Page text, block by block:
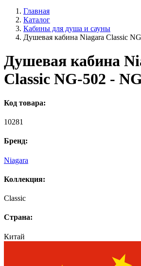
Главная
Каталог
Кабины для душа и сауны
Душевая кабина Niagara Classic
Душевая кабина
Classic NG-502 -
Код товара:
10281
Бренд:
Niagara
Коллекция:
Classic
Страна:
Китай